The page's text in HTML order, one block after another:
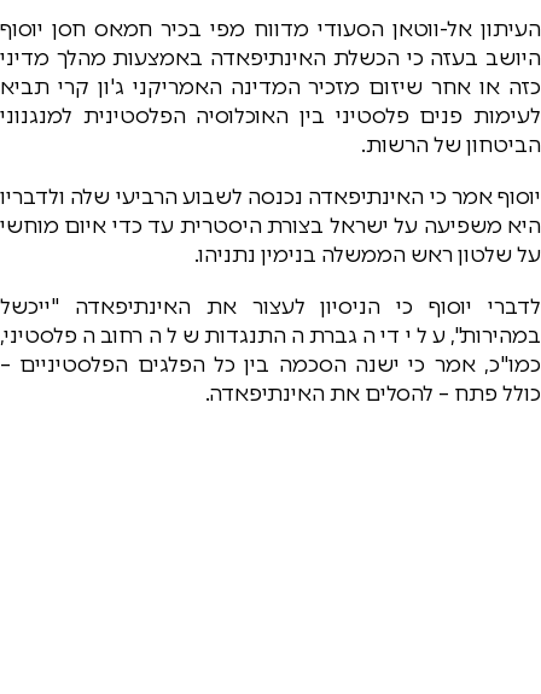
העיתון אל-ווטאן הסעודי מדווח מפי בכיר חמאס חסן יוסוף
היושב בעזה כי הכשלת האינתיפאדה באמצעות מהלך מדיני
כזה או אחר שיזום מזכיר המדינה האמריקני ג'ון קרי תביא
לעימות פנים פלסטיני בין האוכלוסיה הפלסטינית למנגנוני
הביטחון של הרשות.
יוסוף אמר כי האינתיפאדה נכנסה לשבוע הרביעי שלה ולדבריו
היא משפיעה על ישראל בצורת היסטרית עד כדי איום מוחשי
על שלטון ראש הממשלה בנימין נתניהו.
לדברי יוסוף כי הניסיון לעצור את האינתיפאדה "ייכשל
במהירות", על ידי הגברת ההתנגדות של הרחוב הפלסטיני,
כמו"כ, אמר כי ישנה הסכמה בין כל הפלגים הפלסטיניים –
כולל פתח – להסלים את האינתיפאדה.